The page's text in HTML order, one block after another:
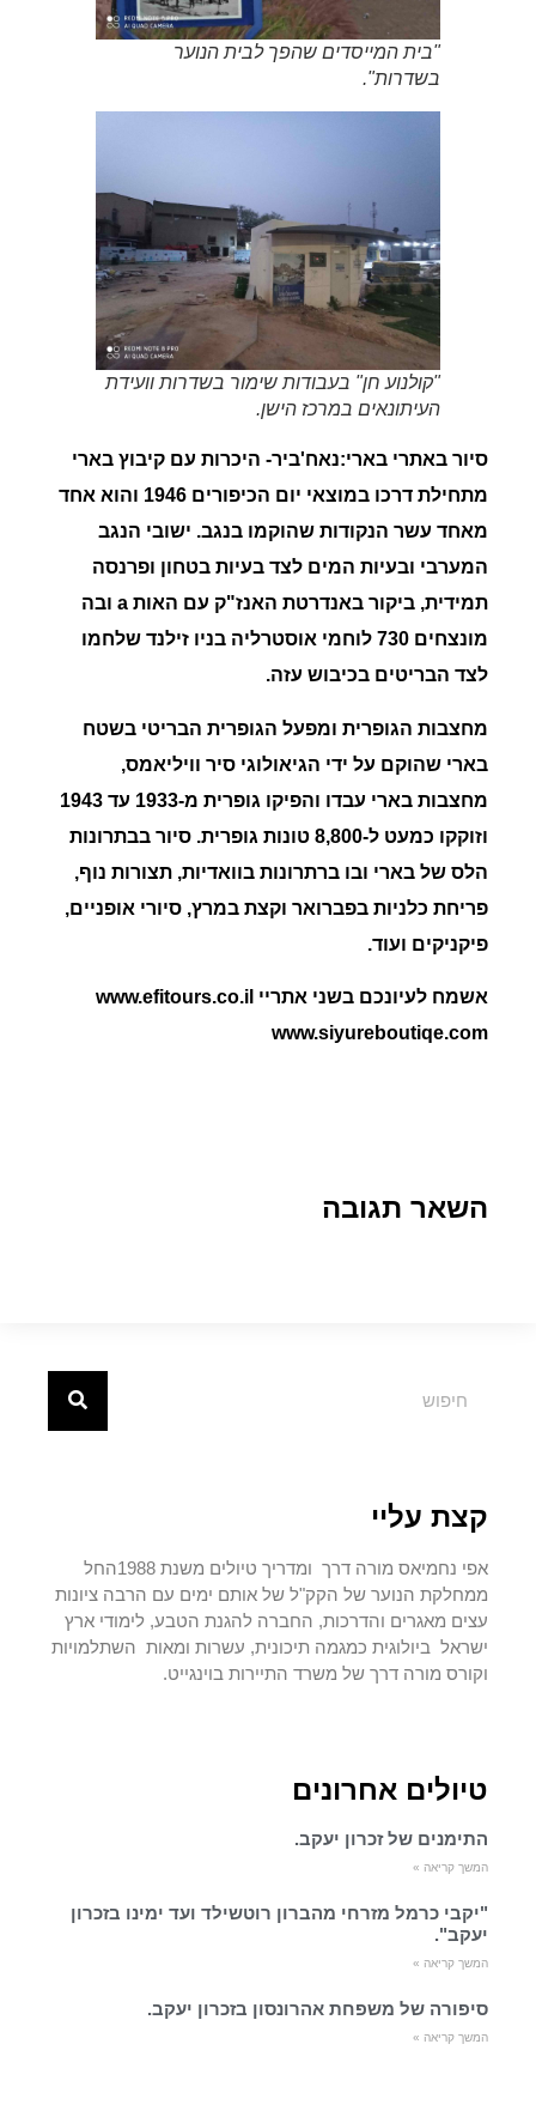
"בית המייסדים שהפך לבית הנוער
בשדרות".
"קולנוע חן" בעבודות שימור בשדרות וועידת
העיתונאים במרכז הישן.
סיור באתרי בארי:נאח'ביר- היכרות עם קיבוץ בארי
מתחילת דרכו במוצאי יום הכיפורים 1946 והוא אחד
מאחד עשר הנקודות שהוקמו בנגב. ישובי הנגב
המערבי ובעיות המים לצד בעיות בטחון ופרנסה
תמידית, ביקור באנדרטת האנז"ק עם האות a ובה
מונצחים 730 לוחמי אוסטרליה בניו זילנד שלחמו
לצד הבריטים בכיבוש עזה.
מחצבות הגופרית ומפעל הגופרית הבריטי בשטח
בארי שהוקם על ידי הגיאולוגי סיר וויליאמס,
מחצבות בארי עבדו והפיקו גופרית מ-1933 עד 1943
וזוקקו כמעט ל-8,800 טונות גופרית.
סיור בבתרונות
הלס של בארי ובו ברתרונות בוואדיות, תצורות נוף,
פריחת כלניות בפברואר וקצת במרץ, סיורי אופניים,
פיקניקים ועוד.
אשמח לעיונכם בשני אתריי www.efitours.co.il
www.siyureboutiqe.com
השאר תגובה
קצת עליי
אפי נחמיאס מורה דרך ומדריך טיולים משנת 1988החל
ממחלקת הנוער של הקק"ל של אותם ימים עם הרבה ציונות
עצים מאגרים והדרכות, החברה להגנת הטבע, לימודי ארץ
ישראל ביולוגית כמגמה תיכונית, עשרות ומאות השתלמויות
וקורס מורה דרך של משרד התיירות בוינגייט.
טיולים אחרונים
התימנים של זכרון יעקב.
המשך קריאה »
"יקבי כרמל מזרחי מהברון רוטשילד ועד ימינו בזכרון
יעקב".
המשך קריאה »
סיפורה של משפחת אהרונסון בזכרון יעקב.
המשך קריאה »